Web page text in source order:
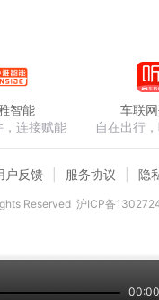
智能
，连接赋能
车联
自在出行
户反馈 服务协议 隐
Reserved 沪ICP备